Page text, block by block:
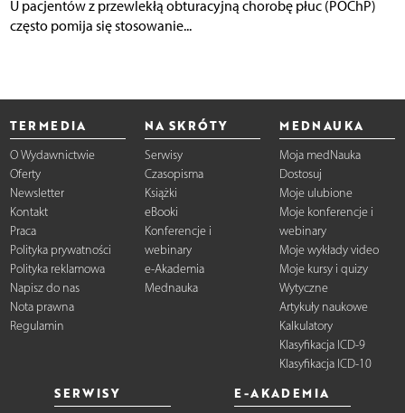
U pacjentów z przewlekłą obturacyjną chorobę płuc (POChP)
często pomija się stosowanie...
TERMEDIA
O Wydawnictwie
Oferty
Newsletter
Kontakt
Praca
Polityka prywatności
Polityka reklamowa
Napisz do nas
Nota prawna
Regulamin
NA SKRÓTY
Serwisy
Czasopisma
Książki
eBooki
Konferencje i
webinary
e-Akademia
Mednauka
MEDNAUKA
Moja medNauka
Dostosuj
Moje ulubione
Moje konferencje i
webinary
Moje wykłady video
Moje kursy i quizy
Wytyczne
Artykuły naukowe
Kalkulatory
Klasyfikacja ICD-9
Klasyfikacja ICD-10
SERWISY E-AKADEMIA